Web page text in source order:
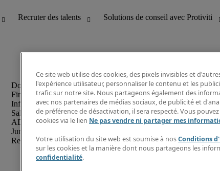
Finance et comptabilité
Informatique et IT
Sales et marketing
ADV, supply et performance client
Juridique et fiscal
Ressources humaines et paie
Etudes et
Fiches
Guide des
S'abonner
Créer une
Ce site web utilise des cookies, des pixels invisibles et
l'expérience utilisateur, personnaliser le contenu et les
trafic sur notre site. Nous partageons également des
avec nos partenaires de médias sociaux, de publicité et
de préférence de désactivation, il sera respecté. Vous
cookies via le lien Ne pas vendre ni partager mes
Votre utilisation du site web est soumise à nosConditions
sur les cookies et la manière dont nous partageons les
confidentialité.